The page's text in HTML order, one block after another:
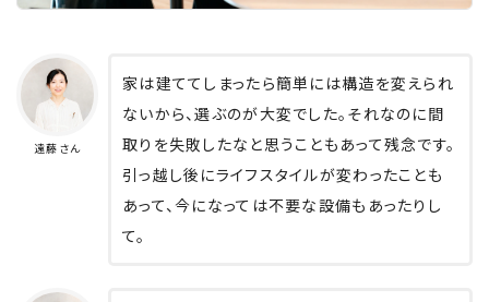
遠藤さん
家は建ててしまったら簡単には構造を変えられ
ないから、選ぶのが大変でした。それなのに間
取りを失敗したなと思うこともあって残念です。
引っ越し後にライフスタイルが変わったことも
あって、今になっては不要な設備もあったりし
て。